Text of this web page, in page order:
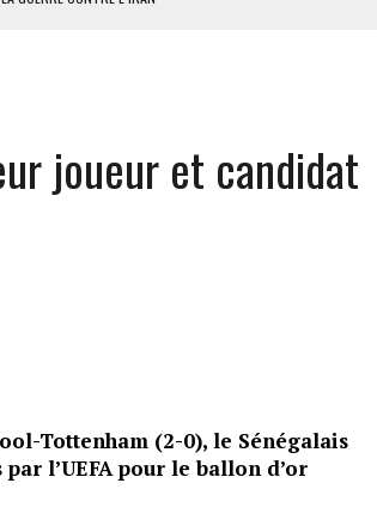
joueur et candidat
Tottenham (2-0), le Sénégalais
l’UEFA pour le ballon d’or